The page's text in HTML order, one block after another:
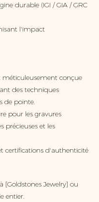
durable (IGI / GIA / GRC
l'impact
méticuleusement conçue
des techniques
de pointe.
pour les gravures
précieuses et les
certifications d'authenticité
[Goldstones Jewelry] ou
entier.